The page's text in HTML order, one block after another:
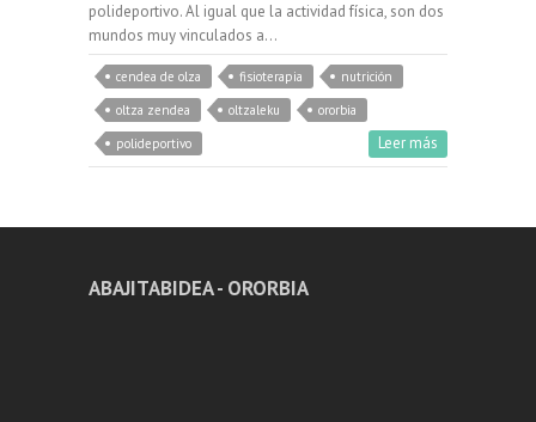
polideportivo. Al igual que la actividad física, son dos
mundos muy vinculados a…
cendea de olza fisioterapia
nutrición
oltza zendea
oltzaleku
ororbia
polideportivo
Leer más
ABAJITABIDEA - ORORBIA